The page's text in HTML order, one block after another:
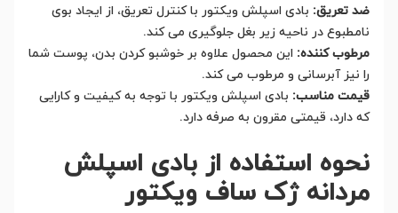
ضد تعریق: بادی اسپلش ویکتور با کنترل تعریق، از ایجاد بوی
نامطبوع در ناحیه زیر بغل جلوگیری می کند.
مرطوب کننده: این محصول علاوه بر خوشبو کردن بدن، پوست شما
را نیز آبرسانی و مرطوب می کند.
قیمت مناسب: بادی اسپلش ویکتور با توجه به کیفیت و کارایی
که دارد، قیمتی مقرون به صرفه دارد.
نحوه استفاده از بادی اسپلش
مردانه ژک ساف ویکتور